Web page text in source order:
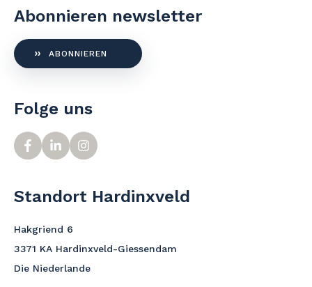
Abonnieren newsletter
ABONNIEREN
Folge uns
Standort Hardinxveld
Hakgriend 6
3371 KA Hardinxveld-Giessendam
Die Niederlande